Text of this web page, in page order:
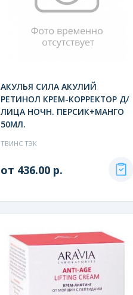
АКУЛЬЯ СИЛА АКУЛИЙ
РЕТИНОЛ КРЕМ-КОРРЕКТОР Д/
ЛИЦА НОЧН. ПЕРСИК+МАНГО
50МЛ.
ТВИНС ТЭК
от 436.00 р.